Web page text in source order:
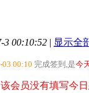
3 00:10:52 | 显示全
03 00:10 完成签到,是今
该会员没有填写今